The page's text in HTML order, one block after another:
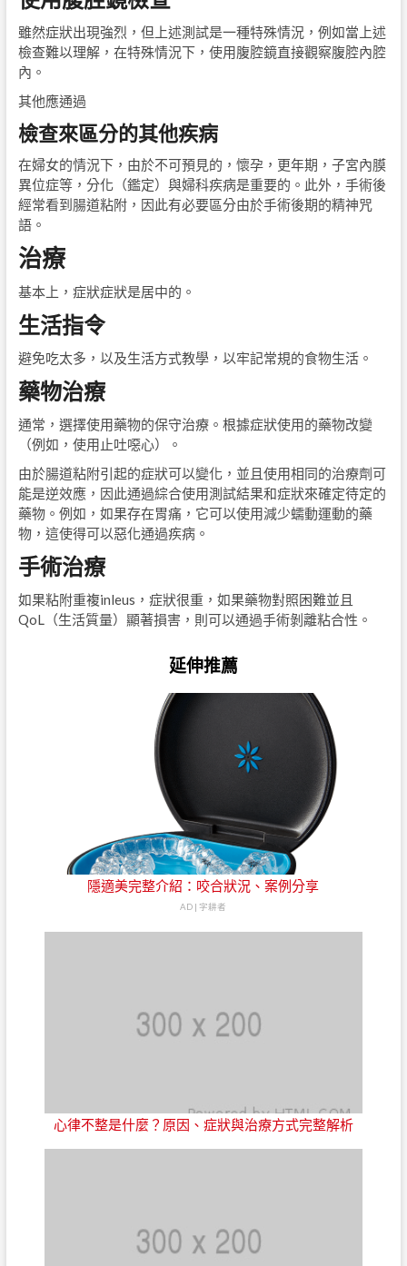
雖然症狀出現強烈，但上述測試是一種特殊情況，例如當上述
檢查難以理解，在特殊情況下，使用腹腔鏡直接觀察腹腔內腔
內。
其他應通過
檢查來區分的其他疾病
在婦女的情況下，由於不可預見的，懷孕，更年期，子宮內膜
異位症等，分化（鑑定）與婦科疾病是重要的。此外，手術後
經常看到腸道粘附，因此有必要區分由於手術後期的精神咒
語。
治療
基本上，症狀症狀是居中的。
生活指令
避免吃太多，以及生活方式教學，以牢記常規的食物生活。
藥物治療
通常，選擇使用藥物的保守治療。根據症狀使用的藥物改變
（例如，使用止吐噁心）。
由於腸道粘附引起的症狀可以變化，並且使用相同的治療劑可
能是逆效應，因此通過綜合使用測試結果和症狀來確定待定的
藥物。例如，如果存在胃痛，它可以使用減少蠕動運動的藥
物，這使得可以惡化通過疾病。
手術治療
如果粘附重複inleus，症狀很重，如果藥物對照困難並且
QoL（生活質量）顯著損害，則可以通過手術剝離粘合性。
延伸推薦
隱適美完整介紹：咬合狀況、案例分享
AD | 字耕者
心律不整是什麼？原因、症狀與治療方式完整解析